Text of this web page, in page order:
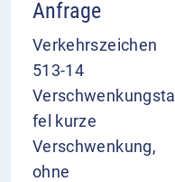
Anfrage
Verkehrszeichen
513-14
Verschwenkungsta
fel kurze
Verschwenkung,
ohne